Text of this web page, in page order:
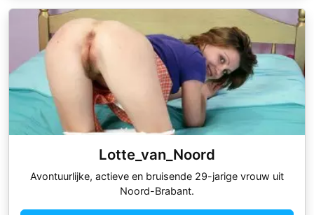
Lotte_van_Noord
Avontuurlijke, actieve en bruisende 29-jarige vrouw uit
Noord-Brabant.